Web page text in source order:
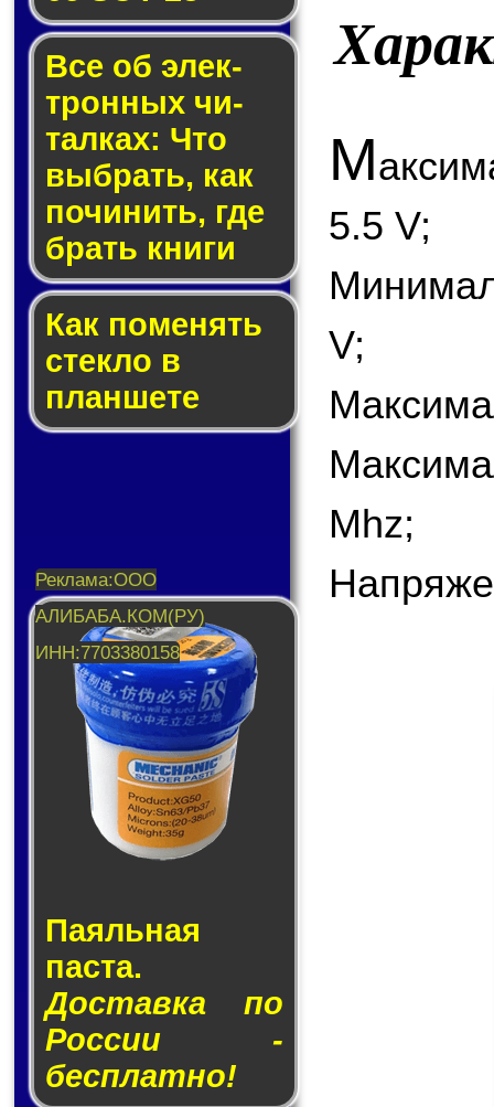
Все об элек­
трон­ных чи­
тал­ках: Что
выб­рать, как
по­чи­нить, где
брать кни­ги
Как по­ме­нять
стек­ло в
планшете
Паяльная
паста.
Доставка по
России -
бесплатно!
М
5.5 V;
V;
Mhz;